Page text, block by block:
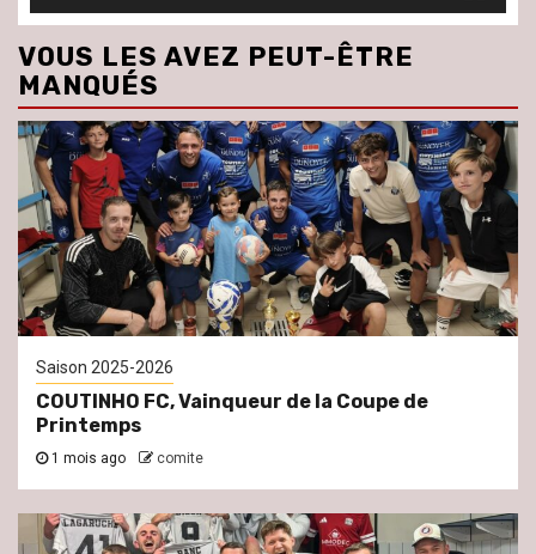
VOUS LES AVEZ PEUT-ÊTRE
MANQUÉS
Saison 2025-2026
COUTINHO FC, Vainqueur de la Coupe de
Printemps
1 mois ago comite